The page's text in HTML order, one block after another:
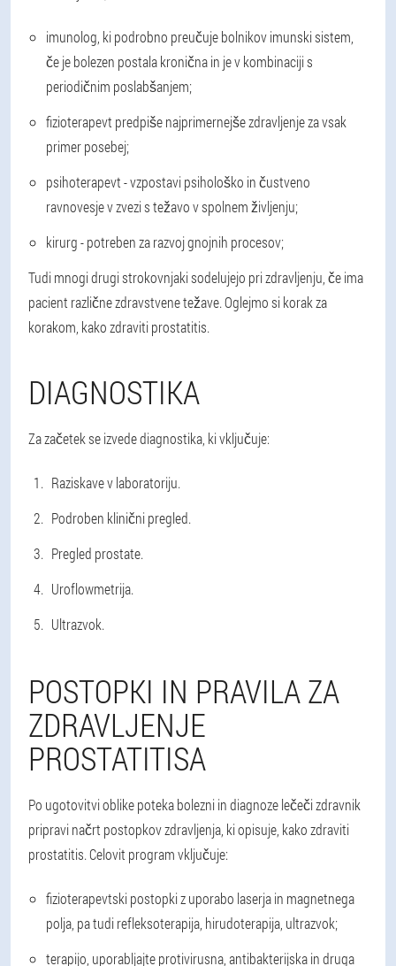
imunolog, ki podrobno preučuje bolnikov imunski sistem,
če je bolezen postala kronična in je v kombinaciji s
periodičnim poslabšanjem;
fizioterapevt predpiše najprimernejše zdravljenje za vsak
primer posebej;
psihoterapevt - vzpostavi psihološko in čustveno
ravnovesje v zvezi s težavo v spolnem življenju;
kirurg - potreben za razvoj gnojnih procesov;
Tudi mnogi drugi strokovnjaki sodelujejo pri zdravljenju, če ima
pacient različne zdravstvene težave. Oglejmo si korak za
korakom, kako zdraviti prostatitis.
DIAGNOSTIKA
Za začetek se izvede diagnostika, ki vključuje:
Raziskave v laboratoriju.
Podroben klinični pregled.
Pregled prostate.
Uroflowmetrija.
Ultrazvok.
POSTOPKI IN PRAVILA ZA
ZDRAVLJENJE
PROSTATITISA
Po ugotovitvi oblike poteka bolezni in diagnoze lečeči zdravnik
pripravi načrt postopkov zdravljenja, ki opisuje, kako zdraviti
prostatitis. Celovit program vključuje:
fizioterapevtski postopki z uporabo laserja in magnetnega
polja, pa tudi refleksoterapija, hirudoterapija, ultrazvok;
terapijo, uporabljajte protivirusna, antibakterijska in druga